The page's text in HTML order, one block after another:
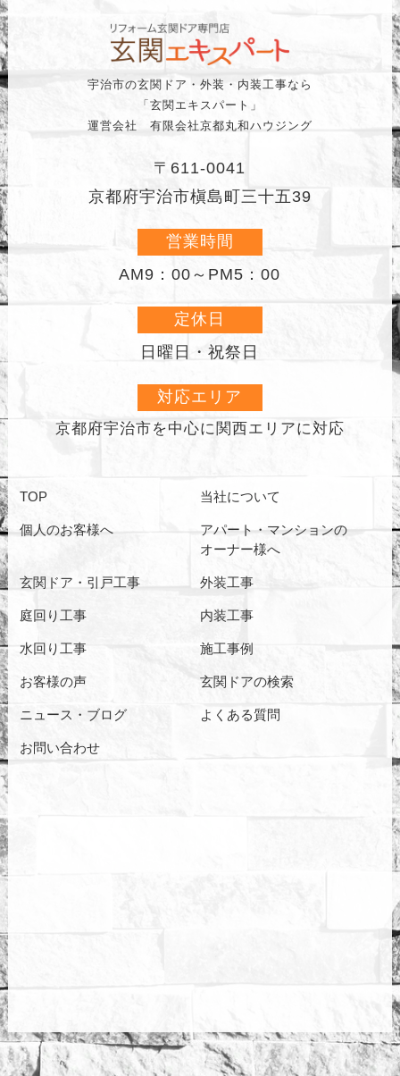
宇治市の玄関ドア・外装・内装工事なら
「玄関エキスパート」
運営会社 有限会社京都丸和ハウジング
〒611-0041
京都府宇治市槇島町三十五39
営業時間
AM9：00～PM5：00
定休日
日曜日・祝祭日
対応エリア
京都府宇治市を中心に関西エリアに対応
TOP 当社について
個人のお客様へ
アパート・マンションの
オーナー様へ
玄関ドア・引戸工事 外装工事
庭回り工事 内装工事
水回り工事 施工事例
お客様の声 玄関ドアの検索
ニュース・ブログ よくある質問
お問い合わせ